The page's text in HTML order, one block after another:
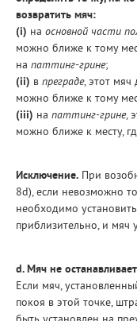
возвратить мяч:
(i) на основной части
можно ближе к тому
на паттинг-грине;
(ii) в преграде, этот
можно ближе к тому
(iii) на паттинг-грине,
можно ближе к месту,
Исключение. При
8d), если невозможно
необходимо
приблизительно, и мяч
d. Мяч не
Если мяч,
покоя в этой точке,